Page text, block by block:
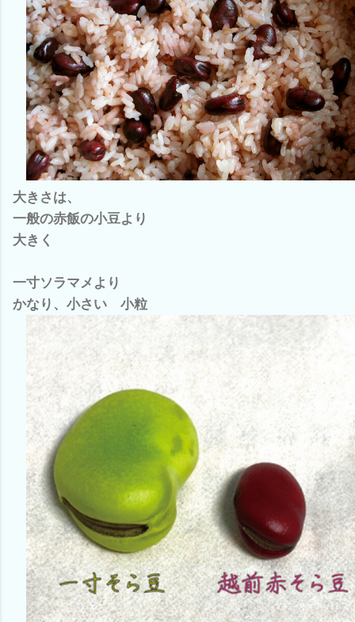
大きさは、
一般の赤飯の小豆より
大きく
一寸ソラマメより
かなり、小さい 小粒